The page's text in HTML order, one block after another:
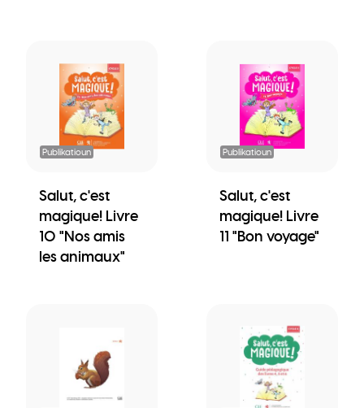
Publikatioun
Salut, c'est
magique! Livre
10 "Nos amis
les animaux"
Publikatioun
Salut, c'est
magique! Livre
11 "Bon voyage"